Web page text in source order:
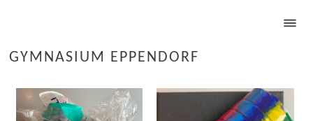
GYMNASIUM EPPENDORF